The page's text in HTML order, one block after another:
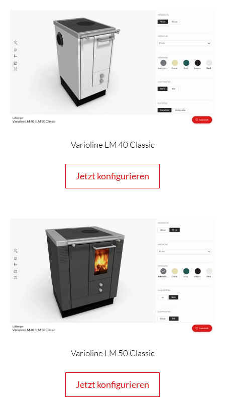
Varioline LM 40 Classic
Jetzt konfigurieren
Varioline LM 50 Classic
Jetzt konfigurieren